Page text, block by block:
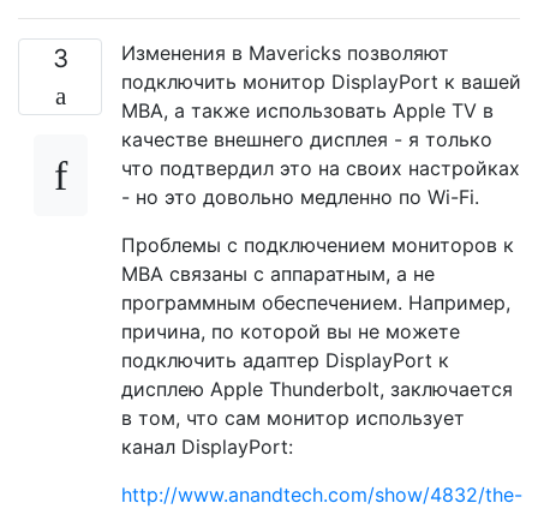
3
Изменения в Mavericks позволяют
подключить монитор DisplayPort к вашей
MBA, а также использовать Apple TV в
качестве внешнего дисплея - я только
что подтвердил это на своих настройках
- но это довольно медленно по Wi-Fi.
Проблемы с подключением мониторов к
MBA связаны с аппаратным, а не
программным обеспечением. Например,
причина, по которой вы не можете
подключить адаптер DisplayPort к
дисплею Apple Thunderbolt, заключается
в том, что сам монитор использует
канал DisplayPort:
http://www.anandtech.com/show/4832/the-